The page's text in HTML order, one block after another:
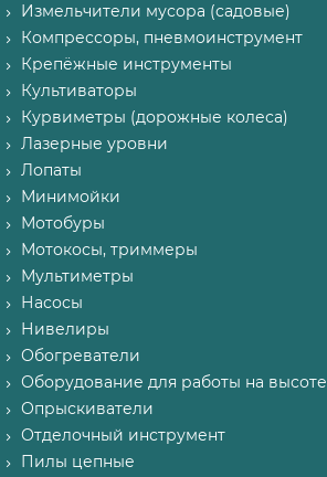
Измельчители мусора (садовые)
Компрессоры, пневмоинструмент
Крепёжные инструменты
Культиваторы
Курвиметры (дорожные колеса)
Лазерные уровни
Лопаты
Минимойки
Мотобуры
Мотокосы, триммеры
Мультиметры
Насосы
Нивелиры
Обогреватели
Оборудование для работы на высоте
Опрыскиватели
Отделочный инструмент
Пилы цепные